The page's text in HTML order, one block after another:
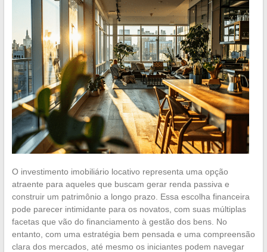
O investimento imobiliário locativo representa uma opção
atraente para aqueles que buscam gerar renda passiva e
construir um patrimônio a longo prazo. Essa escolha financeira
pode parecer intimidante para os novatos, com suas múltiplas
facetas que vão do financiamento à gestão dos bens. No
entanto, com uma estratégia bem pensada e uma compreensão
clara dos mercados, até mesmo os iniciantes podem navegar